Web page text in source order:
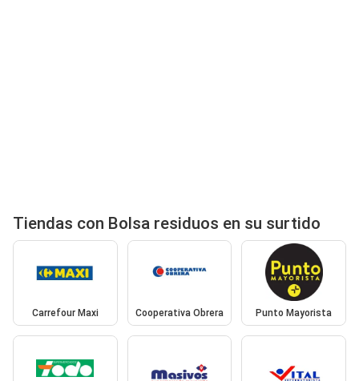
Tiendas con Bolsa residuos en su surtido
Carrefour Maxi Cooperativa Obrera Punto Mayorista